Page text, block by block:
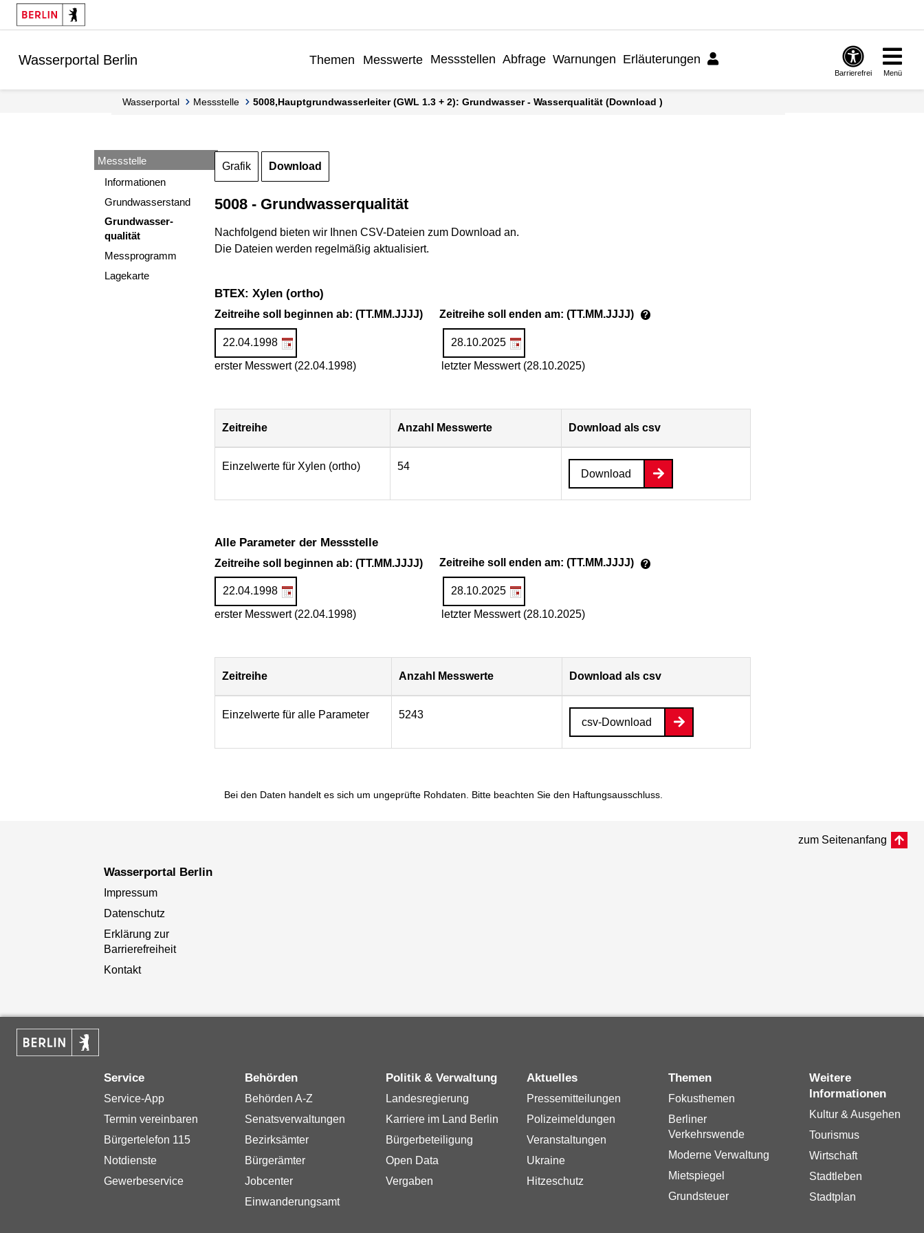
Springe zur Navigation
Springe zum Inhalt
Wasserportal Berlin Themen Messwerte Messstellen Abfrage Warnungen Erläuterungen
Barrierefrei Menü
Wasserportal Messstelle 5008,Hauptgrundwasserleiter (GWL 1.3 + 2): Grundwasser - Wasserqualität (Download )
Messstelle
Informationen
Grundwasserstand
Grundwasser-
qualität
Messprogramm
Lagekarte
Grafik Download
5008 - Grundwasserqualität
Nachfolgend bieten wir Ihnen CSV-Dateien zum Download an.
Die Dateien werden regelmäßig aktualisiert.
BTEX: Xylen (ortho)
Zeitreihe soll beginnen ab: (TT.MM.JJJJ) Zeitreihe soll enden am: (TT.MM.JJJJ) ?
erster Messwert (22.04.1998) letzter Messwert (28.10.2025)
Zeitreihe Anzahl Messwerte Download als csv
Einzelwerte für Xylen (ortho) 54
Download
Alle Parameter der Messstelle
Zeitreihe soll beginnen ab: (TT.MM.JJJJ) Zeitreihe soll enden am: (TT.MM.JJJJ) ?
erster Messwert (22.04.1998) letzter Messwert (28.10.2025)
Zeitreihe Anzahl Messwerte Download als csv
Einzelwerte für alle Parameter 5243
csv-Download
Bei den Daten handelt es sich um ungeprüfte Rohdaten. Bitte beachten Sie den Haftungsausschluss.
zum Seitenanfang
Wasserportal Berlin
Impressum
Datenschutz
Erklärung zur
Barrierefreiheit
Kontakt
Service
Service-App
Termin vereinbaren
Bürgertelefon 115
Notdienste
Gewerbeservice
Behörden
Behörden A-Z
Senatsverwaltungen
Bezirksämter
Bürgerämter
Jobcenter
Einwanderungsamt
Politik & Verwaltung
Landesregierung
Karriere im Land Berlin
Bürgerbeteiligung
Open Data
Vergaben
Aktuelles
Pressemitteilungen
Polizeimeldungen
Veranstaltungen
Ukraine
Hitzeschutz
Themen
Fokusthemen
Berliner
Verkehrswende
Moderne Verwaltung
Mietspiegel
Grundsteuer
Weitere
Informationen
Kultur & Ausgehen
Tourismus
Wirtschaft
Stadtleben
Stadtplan